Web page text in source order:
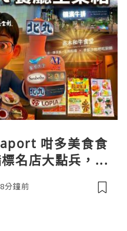
咁多美食食
名店大點兵，深
」職人料理與南
區！
分鐘前